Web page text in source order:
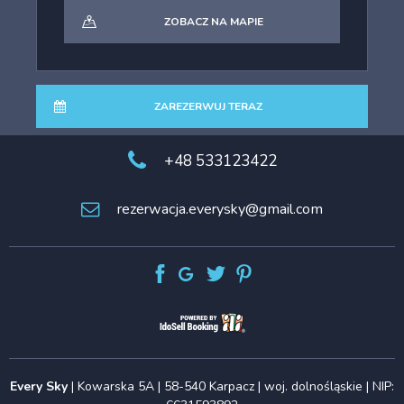
ZOBACZ NA MAPIE
ZAREZERWUJ TERAZ
+48 533123422
rezerwacja.everysky@gmail.com
Every Sky | Kowarska 5A | 58-540 Karpacz | woj. dolnośląskie | NIP: